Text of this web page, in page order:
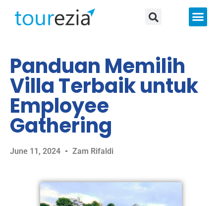
Panduan Memilih
Villa Terbaik untuk
Employee
Gathering
June 11, 2024 Zam Rifaldi